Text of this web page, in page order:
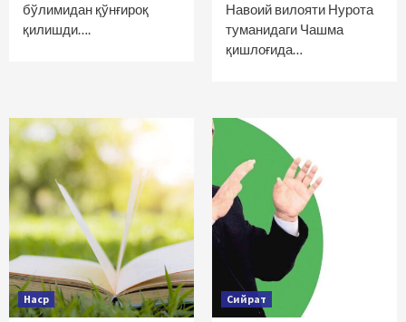
бўлимидан қўнғироқ
қилишди….
Навоий вилояти Нурота
туманидаги Чашма
қишлоғида…
Наср Сийрат